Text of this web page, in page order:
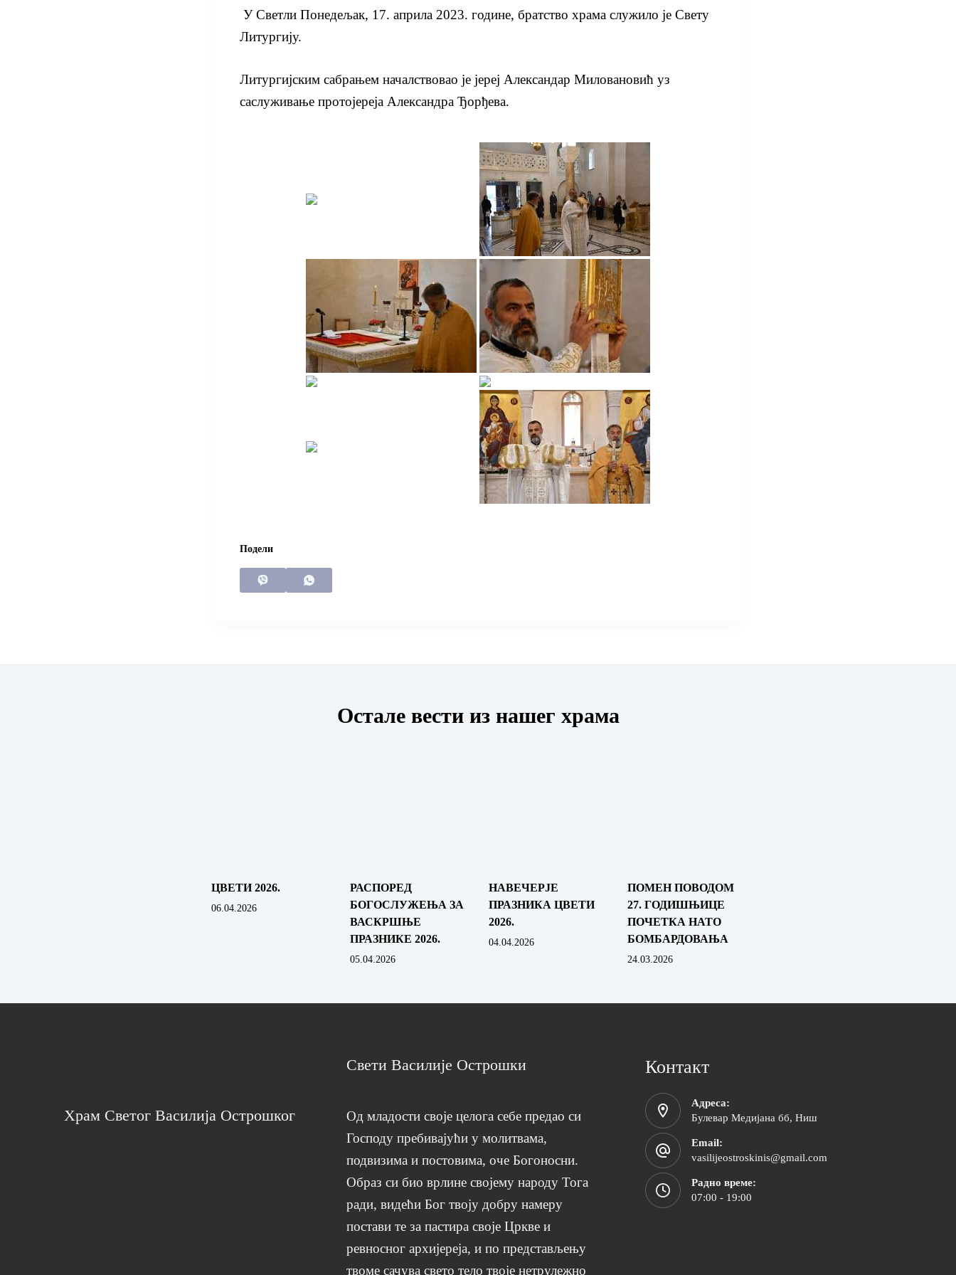
У Светли Понедељак, 17. априла 2023. године, братство храма служило је Свету
Литургију.
Литургијским сабрањем началствовао је јереј Александар Миловановић уз
саслуживање протојереја Александра Ђорђева.
Подели
Остале вести из нашег храма
ЦВЕТИ 2026.
06.04.2026
РАСПОРЕД
БОГОСЛУЖЕЊА ЗА
ВАСКРШЊЕ
ПРАЗНИКЕ 2026.
05.04.2026
НАВЕЧЕРЈЕ
ПРАЗНИКА ЦВЕТИ
2026.
04.04.2026
ПОМЕН ПОВОДОМ
27. ГОДИШЊИЦЕ
ПОЧЕТКА НАТО
БОМБАРДОВАЊА
24.03.2026
Храм Светог Василија Острошког
Свети Василије Острошки
Од младости своје целога себе предао си
Господу пребивајући у молитвама,
подвизима и постовима, оче Богоносни.
Образ си био врлине својему народу Тога
ради, видећи Бог твоју добру намеру
постави те за пастира своје Цркве и
ревносног архијереја, и по представљењу
твоме сачува свето тело твоје нетрулежно
Контакт
Адреса:
Булевар Медијана бб, Ниш
Email:
vasilijeostroskinis@gmail.com
Радно време:
07:00 - 19:00